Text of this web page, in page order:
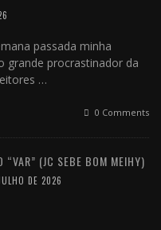
passada minha
grande procrastinador da
…
0 Comments
“VAR” (JC SEBE BOM MEIHY)
DE 2026